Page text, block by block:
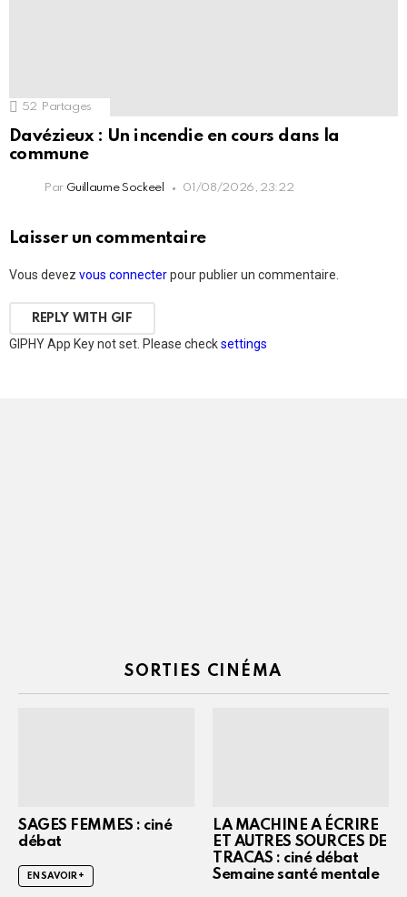
52 Partages
Davézieux : Un incendie en cours dans la
commune
Par Guillaume Sockeel 01/08/2026, 23:22
Laisser un commentaire
Vous devez vous connecterpour publier un commentaire.
REPLY WITH GIF
GIPHY App Key not set. Please checksettings
SORTIES CINÉMA
SAGES FEMMES : ciné
débat
EN SAVOIR +
LA MACHINE A ÉCRIRE
ET AUTRES SOURCES DE
TRACAS : ciné débat
Semaine santé mentale